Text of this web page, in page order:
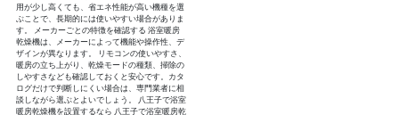
用が少し高くても、省エネ性能が高い機種を選
ぶことで、長期的には使いやすい場合がありま
す。 メーカーごとの特徴を確認する 浴室暖房
乾燥機は、メーカーによって機能や操作性、デ
ザインが異なります。 リモコンの使いやすさ、
暖房の立ち上がり、乾燥モードの種類、掃除の
しやすさなども確認しておくと安心です。カタ
ログだけで判断しにくい場合は、専門業者に相
談しながら選ぶとよいでしょう。 八王子で浴室
暖房乾燥機を設置するなら 八王子で浴室暖房乾